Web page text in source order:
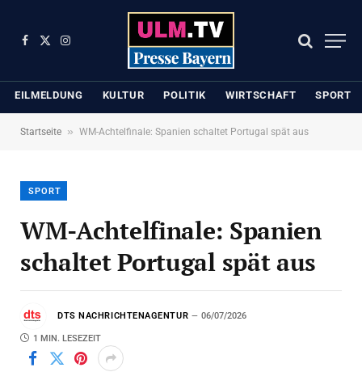
Facebook
X
Instagram
EILMELDUNG KULTUR POLITIK WIRTSCHAFT SPORT
Startseite » WM-Achtelfinale: Spanien schaltet Portugal spät aus
SPORT
WM-Achtelfinale: Spanien
schaltet Portugal spät aus
DTS NACHRICHTENAGENTUR 06/07/2026
1 MIN. LESEZEIT